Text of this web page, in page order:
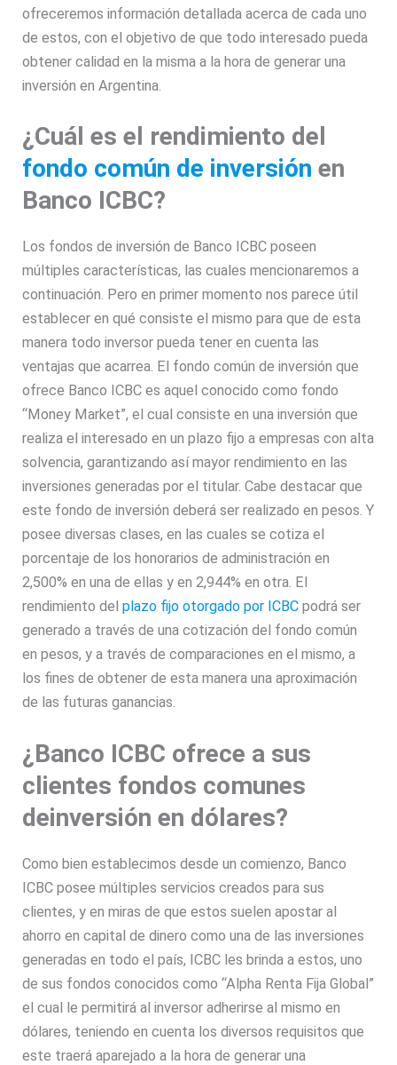
ofreceremos información detallada acerca de cada uno
de estos, con el objetivo de que todo interesado pueda
obtener calidad en la misma a la hora de generar una
inversión en Argentina.
¿Cuál es el rendimiento del
fondo común de inversiónen
Banco ICBC?
Los fondos de inversión de Banco ICBC poseen
múltiples características, las cuales mencionaremos a
continuación. Pero en primer momento nos parece útil
establecer en qué consiste el mismo para que de esta
manera todo inversor pueda tener en cuenta las
ventajas que acarrea. El fondo común de inversión que
ofrece Banco ICBC es aquel conocido como fondo
“Money Market”, el cual consiste en una inversión que
realiza el interesado en un plazo fijo a empresas con alta
solvencia, garantizando así mayor rendimiento en las
inversiones generadas por el titular. Cabe destacar que
este fondo de inversión deberá ser realizado en pesos. Y
posee diversas clases, en las cuales se cotiza el
porcentaje de los honorarios de administración en
2,500% en una de ellas y en 2,944% en otra. El
rendimiento delplazo fijo otorgado por ICBC podrá ser
generado a través de una cotización del fondo común
en pesos, y a través de comparaciones en el mismo, a
los fines de obtener de esta manera una aproximación
de las futuras ganancias.
¿Banco ICBC ofrece a sus
clientes fondos comunes
deinversión en dólares?
Como bien establecimos desde un comienzo, Banco
ICBC posee múltiples servicios creados para sus
clientes, y en miras de que estos suelen apostar al
ahorro en capital de dinero como una de las inversiones
generadas en todo el país, ICBC les brinda a estos, uno
de sus fondos conocidos como “Alpha Renta Fija Global”
el cual le permitirá al inversor adherirse al mismo en
dólares, teniendo en cuenta los diversos requisitos que
este traerá aparejado a la hora de generar una